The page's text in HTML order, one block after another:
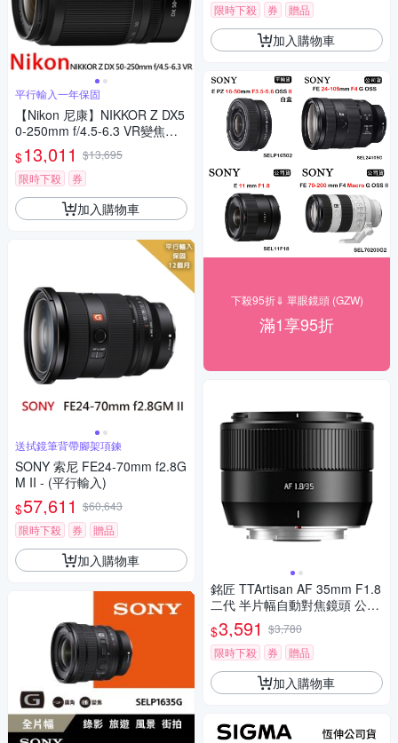
平行輸入一年保固
【Nikon 尼康】NIKKOR Z DX5
0-250mm f/4.5-6.3 VR變焦鏡-
彩盒*(平行輸入)
$13,011 $13,695
限時下殺
券
加入購物車
送拭鏡筆背帶腳架項鍊
SONY 索尼 FE24-70mm f2.8G
M II - (平行輸入)
$57,611 $60,643
限時下殺
券 贈品
加入購物車
限時下殺
券 贈品
加入購物車
下殺95折⇓ 單眼鏡頭 (GZW)
滿1享95折
銘匠 TTArtisan AF 35mm F1.8
二代 半片幅自動對焦鏡頭 公司
貨 /黑色 For 富士 FUJIFILM
$3,591 $3,780
限時下殺
券 贈品
加入購物車